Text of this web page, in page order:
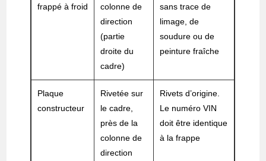
frappé à froid
colonne de
direction
(partie
droite du
cadre)
sans trace de
limage, de
soudure ou de
peinture fraîche
Plaque
constructeur
Rivetée sur
le cadre,
près de la
colonne de
direction
Rivets d’origine.
Le numéro VIN
doit être identique
à la frappe